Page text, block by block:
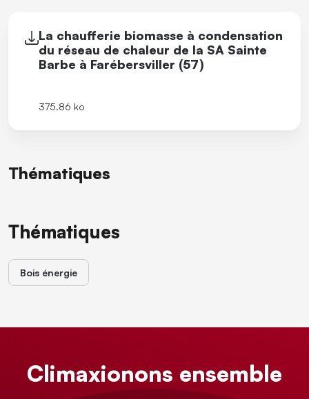
La chaufferie biomasse à condensation
du réseau de chaleur de la SA Sainte
Barbe à Farébersviller (57)
375.86 ko
Thématiques
Thématiques
Bois énergie
Climaxionons ensemble